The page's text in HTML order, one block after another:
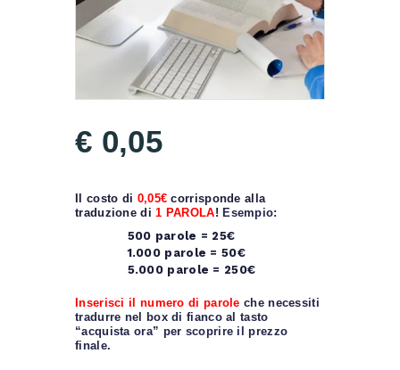
€ 0 05
Il costo di 0,05€ corrisponde alla
traduzione di1 PAROLA! Esempio:
500 parole = 25€
1.000 parole = 50€
5.000 parole = 250€
Inserisci il numero di parole che necessiti
tradurre nel box di fianco al tasto
“acquista ora” per scoprire il prezzo
finale.